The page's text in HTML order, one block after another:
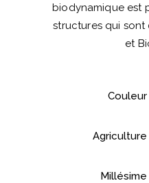
biodynamique est
structures qui
et
Couleur
Agriculture
Millésime